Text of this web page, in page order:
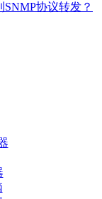
协议转发？